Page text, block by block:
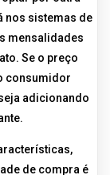
nos sistemas de
mensalidades
Se o preço
consumidor
adicionando
de compra é